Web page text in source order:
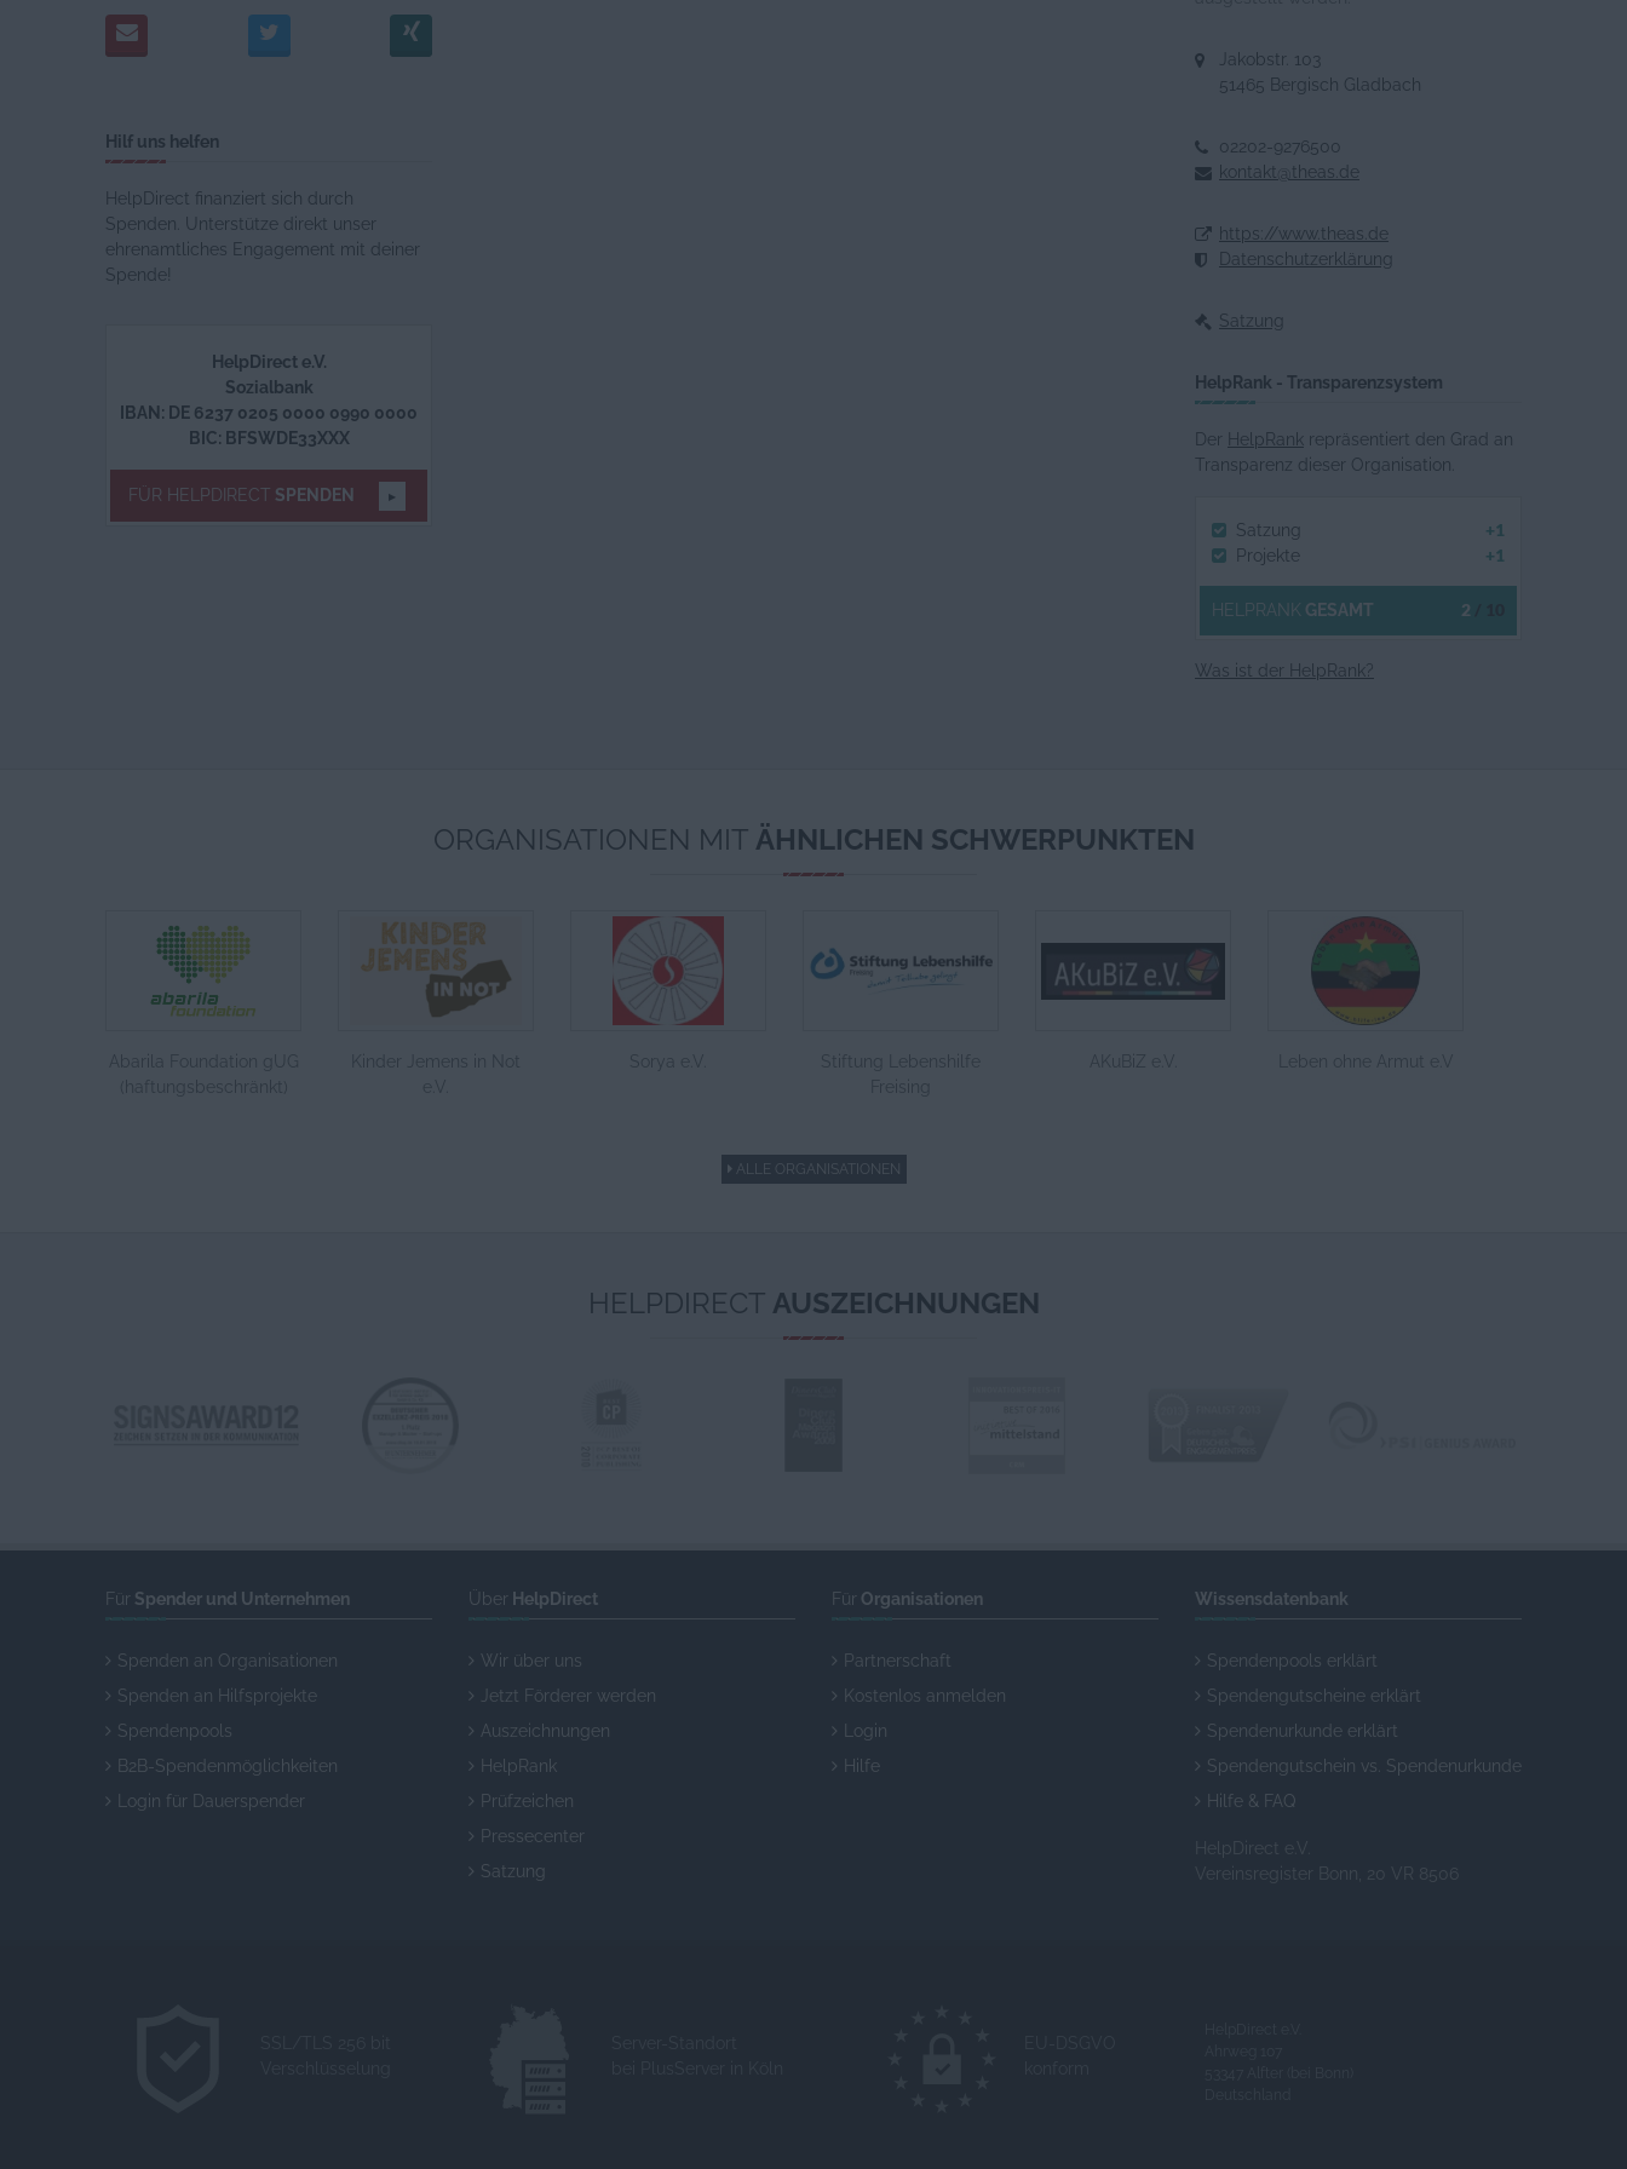
Hilf uns helfen
HelpDirect finanziert sich durch
Spenden. Unterstütze direkt unser
ehrenamtliches Engagement mit deiner
Spende!
HelpDirect e.V.
Sozialbank
IBAN: DE 6237 0205 0000 0990 0000
BIC: BFSWDE33XXX
FÜR HELPDIRECT SPENDEN
Jakobstr. 103
51465 Bergisch Gladbach
02202-9276500
kontakt@theas.de
https://www.theas.de
Datenschutzerklärung
Satzung
HelpRank - Transparenzsystem
Der HelpRank repräsentiert den Grad an
Transparenz dieser Organisation.
Satzung +1
Projekte +1
HELPRANK GESAMT 2
Was ist der HelpRank?
ORGANISATIONEN MIT ÄHNLICHEN SCHWERPUNKTEN
Abarila Foundation gUG
(haftungsbeschränkt)
Kinder Jemens in Not
Sorya e.V.
Stiftung Lebenshilfe
AKuBiZ e.V. Leben ohne Armut e.V
ALLE ORGANISATIONEN
HELPDIRECT AUSZEICHNUNGEN
Für Spender und Unternehmen
Spenden an Organisationen
Spenden an Hilfsprojekte
Spendenpools
B2B-Spendenmöglichkeiten
Login für Dauerspender
Über HelpDirect
Wir über uns
Jetzt Förderer werden
Auszeichnungen
HelpRank
Prüfzeichen
Pressecenter
Satzung
Für Organisationen
Partnerschaft
Kostenlos anmelden
Login
Hilfe
Wissensdatenbank
Spendenpools erklärt
Spendengutscheine erklärt
Spendenurkunde erklärt
Spendengutschein vs. Spendenurkunde
Hilfe & FAQ
HelpDirect e.V.
Vereinsregister Bonn, 20 VR 8506